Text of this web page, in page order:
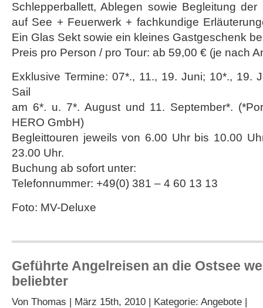
Schlepperballett, Ablegen sowie Begleitung der
auf See + Feuerwerk + fachkundige
Ein Glas Sekt sowie ein kleines Gastgeschenk
Preis pro Person / pro Tour: ab 59,00 € (je nach
Exklusive Termine: 07*., 11., 19. Juni; 10*., 19.
Sail
am 6*. u. 7*. August und 11. September*.
HERO GmbH)
Begleittouren jeweils von 6.00 Uhr bis 10.00
23.00 Uhr.
Buchung ab sofort unter:
Telefonnummer: +49(0) 381 – 4 60 13 13
Foto: MV-Deluxe
Geführte Angelreisen an die Ostsee
beliebter
Von Thomas | März 15th, 2010 | Kategorie: Angebote |